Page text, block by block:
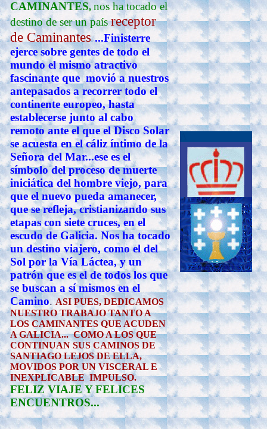
CAMINANTES, nos ha tocado el
destino de ser un paísreceptor
de Caminantes...Finisterre
ejerce sobre gentes de todo el
mundo el mismo atractivo
fascinante que movió a nuestros
antepasados a recorrer todo el
continente europeo, hasta
establecerse junto al cabo
remoto ante el que el Disco Solar
se acuesta en el cáliz íntimo de la
Señora del Mar...ese es el
símbolo del proceso de muerte
iniciática del hombre viejo, para
que el nuevo pueda amanecer,
que se refleja, cristianizando sus
etapas con siete cruces, en el
escudo de Galicia. Nos ha tocado
un destino viajero, como el del
Sol por la Vía Láctea, y un
patrón que es el de todos los que
se buscan a sí mismos en el
Camino. ASI PUES, DEDICAMOS
NUESTRO TRABAJO TANTO A
LOS CAMINANTES QUE ACUDEN
A GALICIA... COMO A LOS QUE
CONTINUAN SUS CAMINOS DE
SANTIAGO LEJOS DE ELLA,
MOVIDOS POR UN VISCERAL E
INEXPLICABLE IMPULSO.
FELIZ VIAJE Y FELICES
ENCUENTROS...